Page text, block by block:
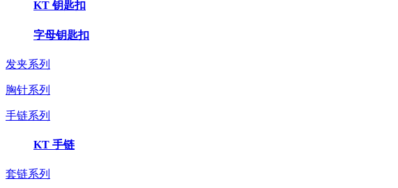
KT 钥匙扣
字母钥匙扣
发夹系列
胸针系列
手链系列
KT 手链
套链系列